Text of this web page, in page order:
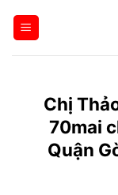
qua
Chị
70mai
Quận